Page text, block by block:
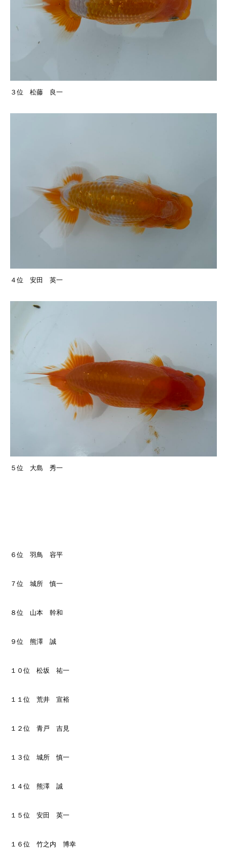
３位 松藤 良一
４位 安田 英一
５位 大島 秀一
６位 羽鳥 容平
７位 城所 慎一
８位 山本 幹和
９位 熊澤 誠
１０位 松坂 祐一
１１位 荒井 宣裕
１２位 青戸 吉見
１３位 城所 慎一
１４位 熊澤 誠
１５位 安田 英一
１６位 竹之内 博幸